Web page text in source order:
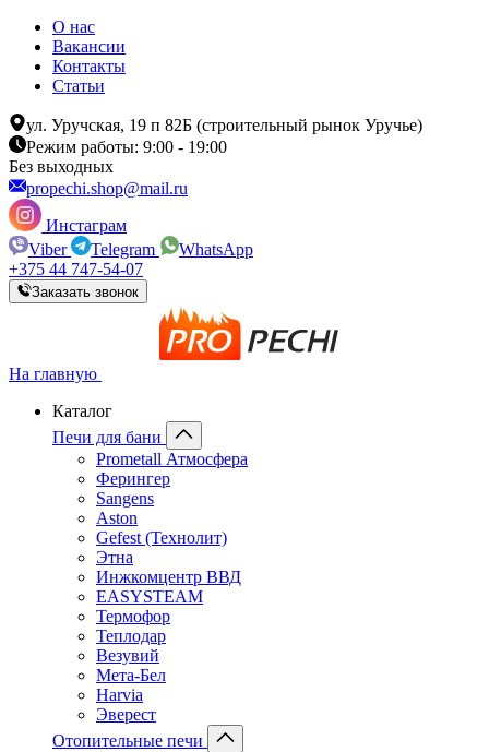
О нас
Вакансии
Контакты
Статьи
ул. Уручская, 19 п 82Б (строительный рынок Уручье)
Режим работы: 9:00 - 19:00
Без выходных
propechi.shop@mail.ru
Инстаграм
Viber
Telegram
WhatsApp
+375 44 747-54-07
Заказать звонок
На главную
Каталог
Печи для бани
Prometall Атмосфера
Ферингер
Sangens
Aston
Gefest (Технолит)
Этна
Инжкомцентр ВВД
EASYSTEAM
Термофор
Теплодар
Везувий
Мета-Бел
Harvia
Эверест
Отопительные печи